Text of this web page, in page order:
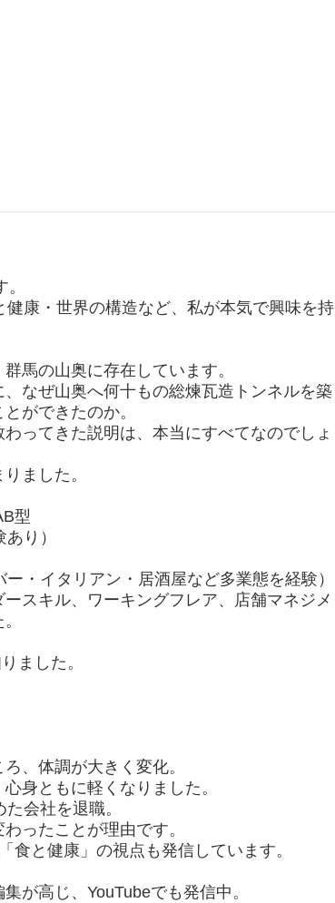
康・世界の構造など、私が本気で興味を持
馬の山奥に存在しています。
なぜ山奥へ何十もの総煉瓦造トンネルを築
ができたのか。
ってきた説明は、本当にすべてなのでしょ
ました。
型
り）
・イタリアン・居酒屋など多業態を経験）
スキル、ワーキングフレア、店舗マネジメ
ました。
、体調が大きく変化。
身ともに軽くなりました。
会社を退職。
ったことが理由です。
食と健康」の視点も発信しています。
が高じ、YouTubeでも発信中。